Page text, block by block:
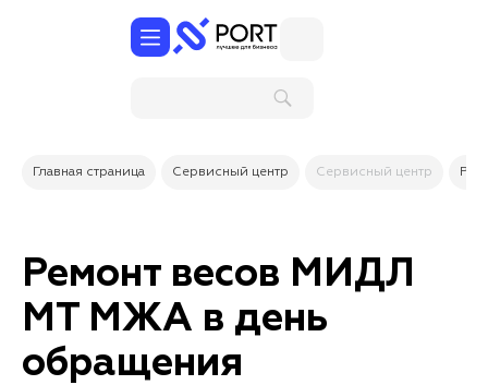
Главная страница Сервисный центр Сервисный центр
Ремонт весов МИДЛ
МТ МЖА в день
обращения